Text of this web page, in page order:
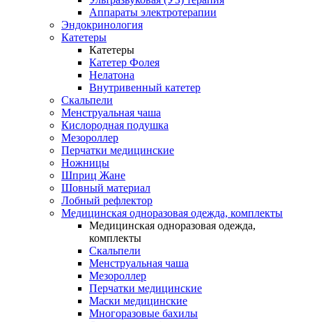
Аппараты электротерапии
Эндокринология
Катетеры
Катетеры
Катетер Фолея
Нелатона
Внутривенный катетер
Скальпели
Менструальная чаша
Кислородная подушка
Мезороллер
Перчатки медицинские
Ножницы
Шприц Жане
Шовный материал
Лобный рефлектор
Медицинская одноразовая одежда, комплекты
Медицинская одноразовая одежда,
комплекты
Скальпели
Менструальная чаша
Мезороллер
Перчатки медицинские
Маски медицинские
Многоразовые бахилы